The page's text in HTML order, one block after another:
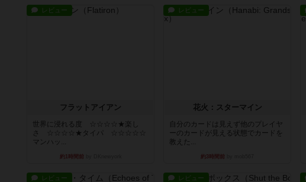
レビュー
フラットアイアン
世界に浸れる度 ☆☆☆☆★楽し
さ ☆☆☆☆★タイパ ☆☆☆☆☆
マンハッ...
約1時間前
レビュー
花火：スターマイン
自分のカードは見えず他のプレイヤ
ーのカードが見える状態でカードを
教えた...
約3時間前
レビュー レビュー